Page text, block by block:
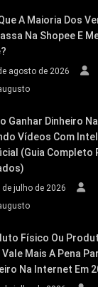
A Maioria Dos
Na Shopee E
agosto de 2026
Ganhar Dinheiro
Vídeos Com
(Guia Completo
de julho de 2026
Físico Ou
Vale Mais A Pena
Na Internet Em